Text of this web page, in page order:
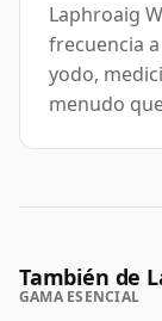
Laphroaig
frecuencia
yodo,
menudo
También de
GAMA ESENCIAL